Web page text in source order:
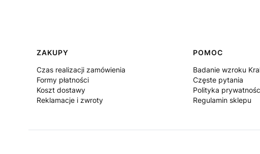
Linki w stopce
ZAKUPY
Czas realizacji zamówienia
Formy płatności
Koszt dostawy
Reklamacje i zwroty
POMOC
Badanie wzroku
Częste pytania
Polityka
Regulamin sklepu